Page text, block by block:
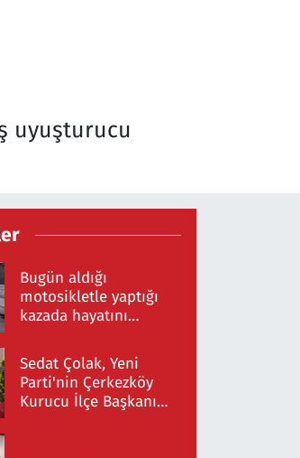
uyuşturucu
Bugün aldığı
motosikletle yaptığı
kazada hayatını
Sedat Çolak, Yeni
Parti'nin Çerkezköy
Kurucu İlçe Başkanı